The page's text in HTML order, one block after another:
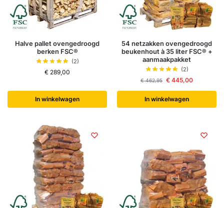
Halve pallet ovengedroogd
berken FSC®
(2)
€ 289,00
In winkelwagen
54 netzakken ovengedroogd
beukenhout à 35 liter FSC® +
aanmaakpakket
(2)
€462,95 € 445,00
In winkelwagen